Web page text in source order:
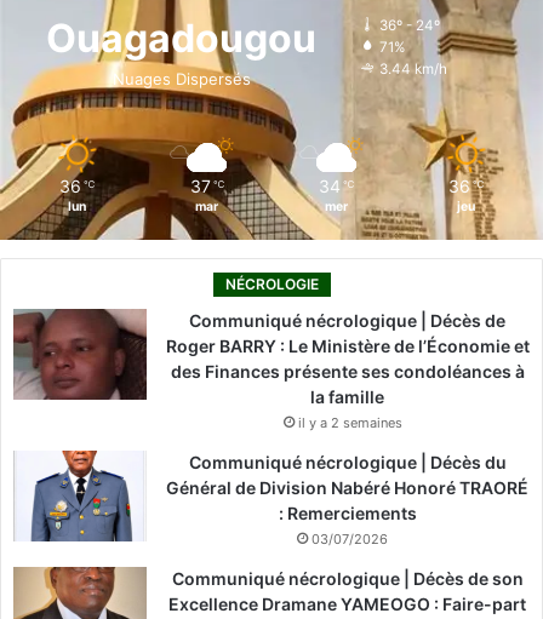
o
k
i
n
g
r
k
Ouagadougou
Nuages Dispersés
36º - 24º
71%
3.44 km/h
36 ℃
lun
37 ℃
mar
34 ℃
mer
36 ℃
jeu
NÉCROLOGIE
Communiqué nécrologique | Décès de
Roger BARRY : Le Ministère de l’Économie et
des Finances présente ses condoléances à
la famille
il y a 2 semaines
Communiqué nécrologique | Décès du
Général de Division Nabéré Honoré TRAORÉ
: Remerciements
03/07/2026
Communiqué nécrologique | Décès de son
Excellence Dramane YAMEOGO : Faire-part